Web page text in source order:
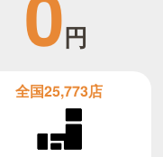
円
全国25,773店